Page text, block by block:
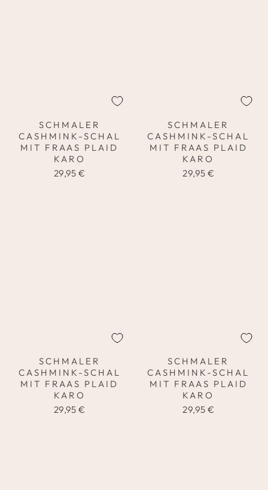
SCHMALER
CASHMINK-SCHAL
MIT FRAAS PLAID
KARO
29,95 €
SCHMALER
CASHMINK-SCHAL
MIT FRAAS PLAID
KARO
29,95 €
SCHMALER
CASHMINK-SCHAL
MIT FRAAS PLAID
KARO
29,95 €
SCHMALER
CASHMINK-SCHAL
MIT FRAAS PLAID
KARO
29,95 €